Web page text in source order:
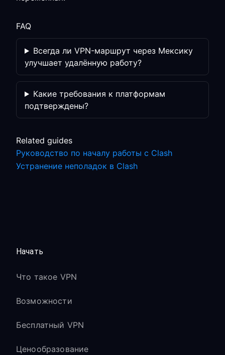
FAQ
Всегда ли VPN-маршрут через Мексику
улучшает удалённую работу?
Какие требования к платформам
подтверждены?
Related guides
Руководство по началу работы с Clash
Устранение неполадок в Clash
Начать
Что такое VPN
Возможности
Бесплатный VPN
Ценообразование